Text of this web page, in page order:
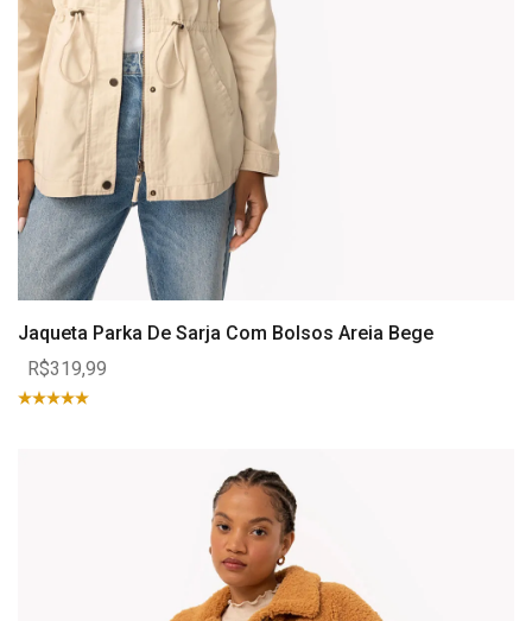
Jaqueta Parka De Sarja Com Bolsos Areia Bege
R$319,99